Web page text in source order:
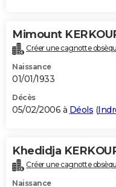
Mimount
Créer une cagnotte
Naissance
01/01/1933
Décès
05/02/2006 à Déols (
Khedidja
Créer une cagnotte
Naissance